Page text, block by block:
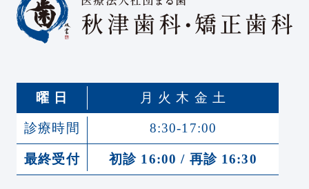
曜 日 月 火 木 金 土
診療時間 8:30-17:00
最終受付 初診 16:00 / 再診 16:30